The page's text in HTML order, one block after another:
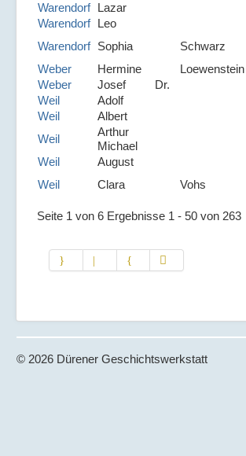
Warendorf Lazar
Warendorf Leo
Warendorf Sophia Schwarz
Weber
Hermine Loewenstein
Weber
Josef Dr.
Weil
Adolf
Weil
Albert
Weil
Arthur
Michael
Weil
August
Weil
Clara Vohs
Seite 1 von 6 Ergebnisse 1 - 50 von 263
© 2026 Dürener Geschichtswerkstatt